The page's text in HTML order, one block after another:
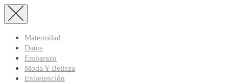
Maternidad
Datos
Embarazo
Moda Y Belleza
Entretención